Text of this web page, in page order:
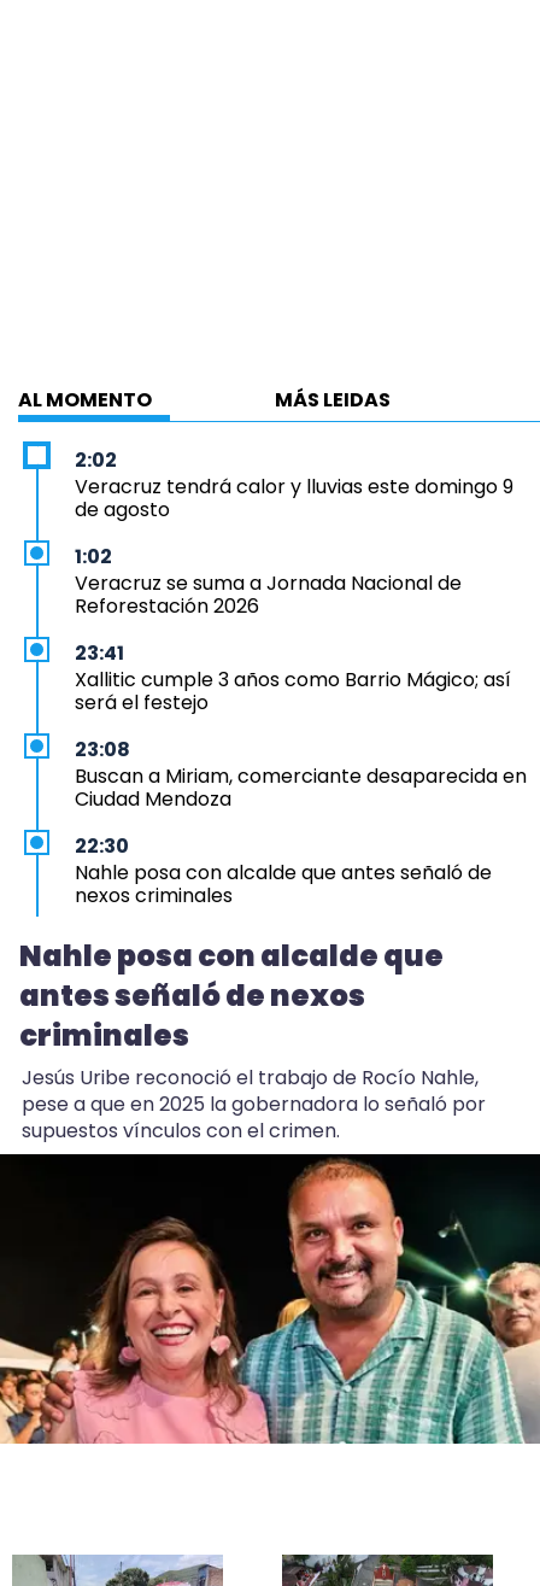
AL MOMENTO MÁS LEIDAS
2:02
Veracruz tendrá calor y lluvias este domingo 9
de agosto
1:02
Veracruz se suma a Jornada Nacional de
Reforestación 2026
23:41
Xallitic cumple 3 años como Barrio Mágico; así
será el festejo
23:08
Buscan a Miriam, comerciante desaparecida en
Ciudad Mendoza
22:30
Nahle posa con alcalde que antes señaló de
nexos criminales
22:13
Michis ya van al veterinario tanto como los
perros en Veracruz
20:30
Rezago en Veracruz: solo 44 municipios tienen
Atlas de Riesgo
18:07
Calor y falta de lluvia, detrás de peces muertos
Coscomatepec: primo balea a dos hermanos;
uno muere
Nahle posa con alcalde que
antes señaló de nexos
criminales
Jesús Uribe reconoció el trabajo de Rocío Nahle,
pese a que en 2025 la gobernadora lo señaló por
supuestos vínculos con el crimen.